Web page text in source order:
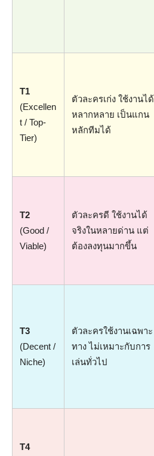
T1
(Excellen
t / Top-
Tier)
ตัวละครเก่ง ใช้งานได้
หลากหลาย เป็นแกน
หลักทีมได้
T2
(Good /
Viable)
ตัวละครดี ใช้งานได้
จริงในหลายด่าน แต่
ต้องลงทุนมากขึ้น
T3
(Decent /
Niche)
ตัวละครใช้งานเฉพาะ
ทาง ไม่เหมาะกับการ
เล่นทั่วไป
T4